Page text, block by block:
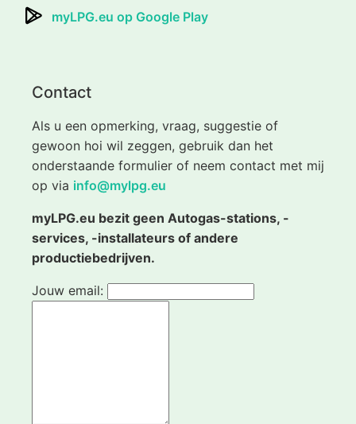
myLPG.eu op Google Play
Contact
Als u een opmerking, vraag, suggestie of
gewoon hoi wil zeggen, gebruik dan het
onderstaande formulier of neem contact met mij
op via info@mylpg.eu
myLPG.eu bezit geen Autogas-stations, -
services, -installateurs of andere
productiebedrijven.
Jouw email: